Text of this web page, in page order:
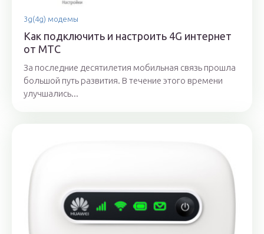
3g(4g) модемы
Как подключить и настроить 4G интернет
от МТС
За последние десятилетия мобильная связь прошла
большой путь развития. В течение этого времени
улучшались...